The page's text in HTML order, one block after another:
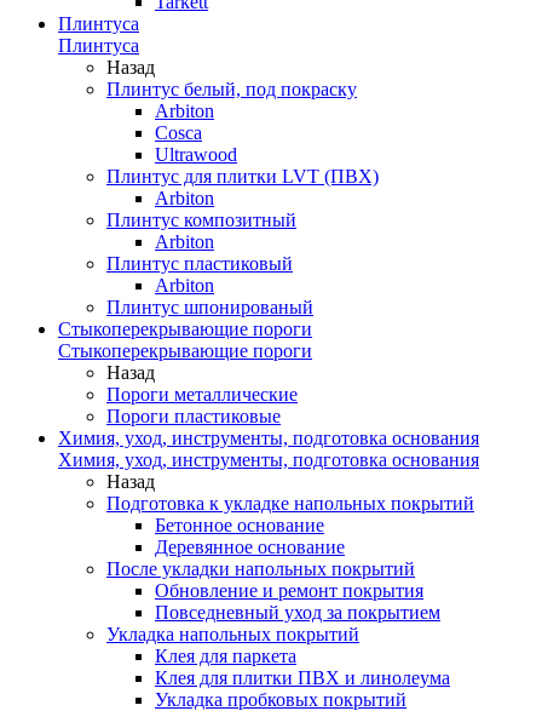
Плинтуса
Плинтуса
Назад
Плинтус белый, под покраску
Arbiton
Cosca
Ultrawood
Плинтус для плитки LVT (ПВХ)
Arbiton
Плинтус композитный
Arbiton
Плинтус пластиковый
Arbiton
Плинтус шпонированый
Стыкоперекрывающие пороги
Стыкоперекрывающие пороги
Назад
Пороги металлические
Пороги пластиковые
Химия, уход, инструменты, подготовка основания
Химия, уход, инструменты, подготовка основания
Назад
Подготовка к укладке напольных покрытий
Бетонное основание
Деревянное основание
После укладки напольных покрытий
Обновление и ремонт покрытия
Повседневный уход за покрытием
Укладка напольных покрытий
Клея для паркета
Клея для плитки ПВХ и линолеума
Укладка пробковых покрытий